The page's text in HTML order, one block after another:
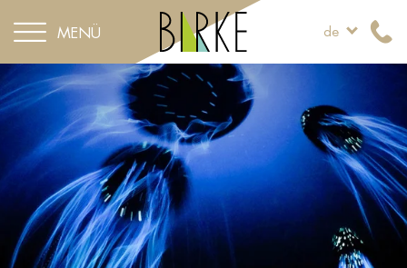
MENÜ de